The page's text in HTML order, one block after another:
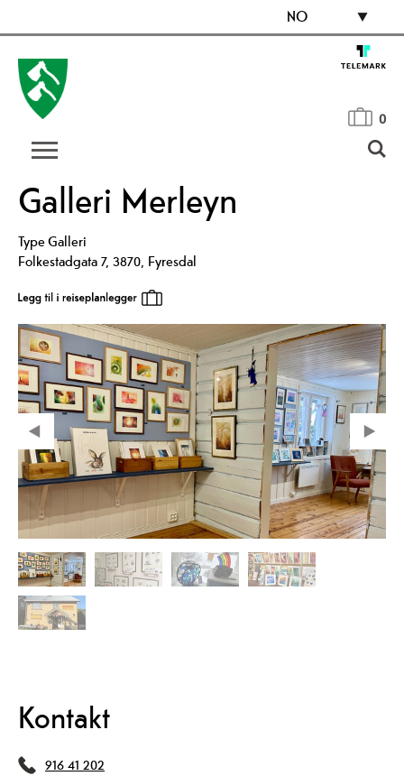
NO
0
Galleri Merleyn
TypeGalleri
Folkestadgata 7, 3870, Fyresdal
Kontakt
916 41 202